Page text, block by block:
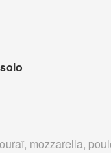
mozzarella,